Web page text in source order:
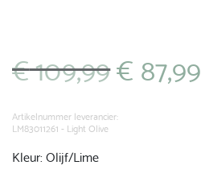
€109,99 Oorspronkelijke
prijs
€ 109,99.
€87,99
Artikelnummer leverancier:
LM83011261 - Light Olive
Kleur: Olijf/Lime